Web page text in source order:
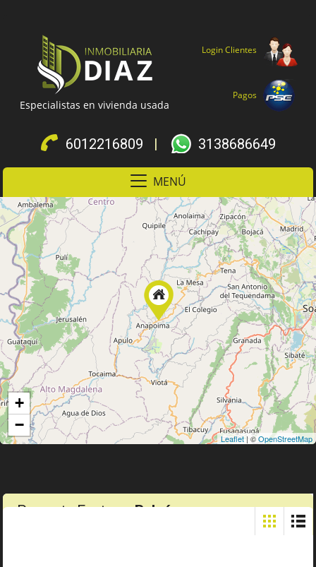
Login Clientes
Pagos
Especialistas en vivienda usada
6012216809 | 3138686649
MENÚ
+
−
Leaflet| ©OpenStreetMap
Property Feature:Balcón